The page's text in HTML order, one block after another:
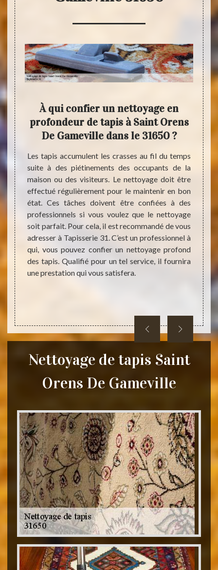
à
un
tapis
ce
très
le
ne
À qui confier un nettoyage en
profondeur de tapis à Saint Orens
De Gameville dans le 31650 ?
Les tapis accumulent les crasses au fil du temps
suite à des piétinements des occupants de la
maison ou des visiteurs. Le nettoyage doit être
effectué régulièrement pour le maintenir en bon
état. Ces tâches doivent être confiées à des
professionnels si vous voulez que le nettoyage
soit parfait. Pour cela, il est recommandé de vous
adresser à Tapisserie 31. C’est un professionnel à
qui, vous pouvez confier un nettoyage profond
des tapis. Qualifié pour un tel service, il fournira
une prestation qui vous satisfera.
Les
des
sont
tels
Nettoyage de tapis Saint
Orens De Gameville